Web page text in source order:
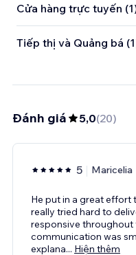
Cửa hàng trực tuyến
Tiếp thị và Quảng bá
Đánh giá 5,0(20)
5 Maricelia
He put in a great
really tried hard to
responsive throughout
communication was
explana... Hiện thêm